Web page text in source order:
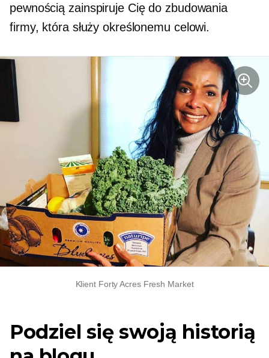
pewnością zainspiruje Cię do zbudowania
firmy, która służy określonemu celowi.
Klient Forty Acres Fresh Market
Podziel się swoją historią